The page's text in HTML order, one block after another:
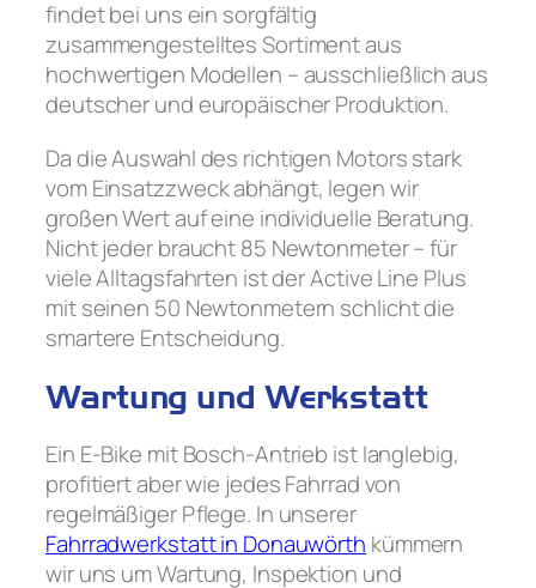
findet bei uns ein sorgfältig
zusammengestelltes Sortiment aus
hochwertigen Modellen – ausschließlich aus
deutscher und europäischer Produktion.
Da die Auswahl des richtigen Motors stark
vom Einsatzzweck abhängt, legen wir
großen Wert auf eine individuelle Beratung.
Nicht jeder braucht 85 Newtonmeter – für
viele Alltagsfahrten ist der Active Line Plus
mit seinen 50 Newtonmetern schlicht die
smartere Entscheidung.
Wartung und Werkstatt
Ein E-Bike mit Bosch-Antrieb ist langlebig,
profitiert aber wie jedes Fahrrad von
regelmäßiger Pflege. In unserer
Fahrradwerkstatt in Donauwörth kümmern
wir uns um Wartung, Inspektion und